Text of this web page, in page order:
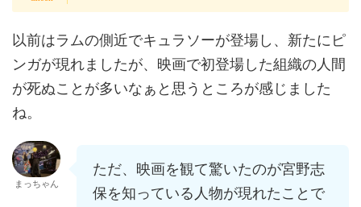
以前はラムの側近でキュラソーが登場し、新たにピ
ンガが現れましたが、映画で初登場した組織の人間
が死ぬことが多いなぁと思うところが感じました
ね。
まっちゃん
ただ、映画を観て驚いたのが宮野志
保を知っている人物が現れたことで